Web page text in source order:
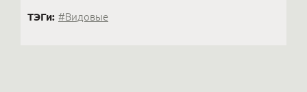
ТЭГи: #Видовые